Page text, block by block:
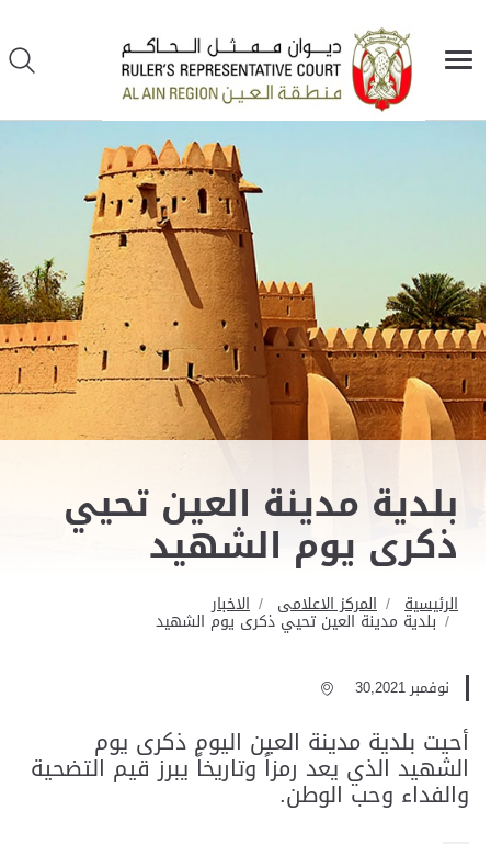
بلدية مدينة العين تحيي
ذكرى يوم الشهيد
الرئيسية المركز الاعلامى الاخبار
بلدية مدينة العين تحيي ذكرى يوم الشهيد
نوفمبر 30,2021
أحيت بلدية مدينة العين اليوم ذكرى يوم
الشهيد الذي يعد رمزاً وتاريخاً يبرز قيم التضحية
والفداء وحب الوطن.